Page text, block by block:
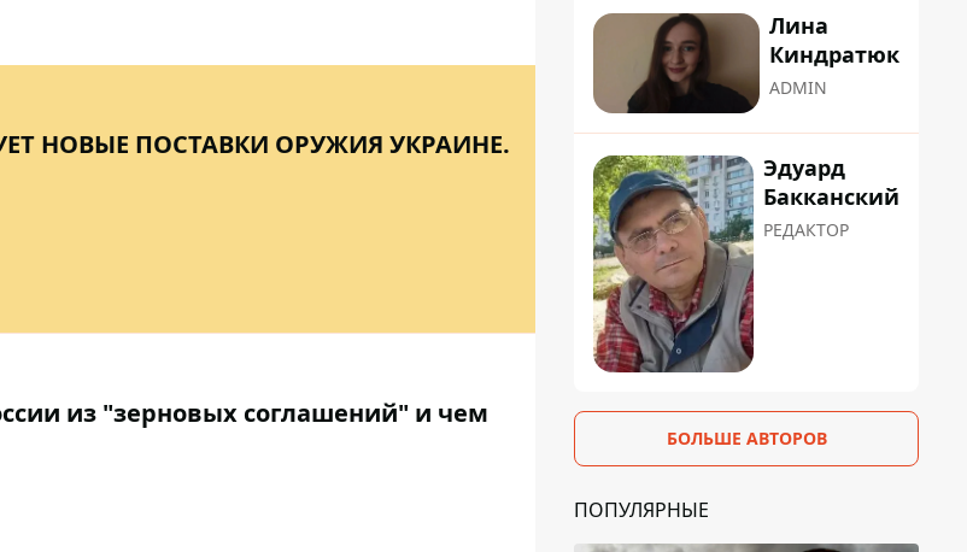
НОВЫЕ ПОСТАВКИ ОРУЖИЯ УКРАИНЕ.
из "зерновых соглашений" и чем
Лина
Киндратюк
ADMIN
Эдуард
Бакканский
РЕДАКТОР
БОЛЬШЕ АВТОРОВ
ПОПУЛЯРНЫЕ